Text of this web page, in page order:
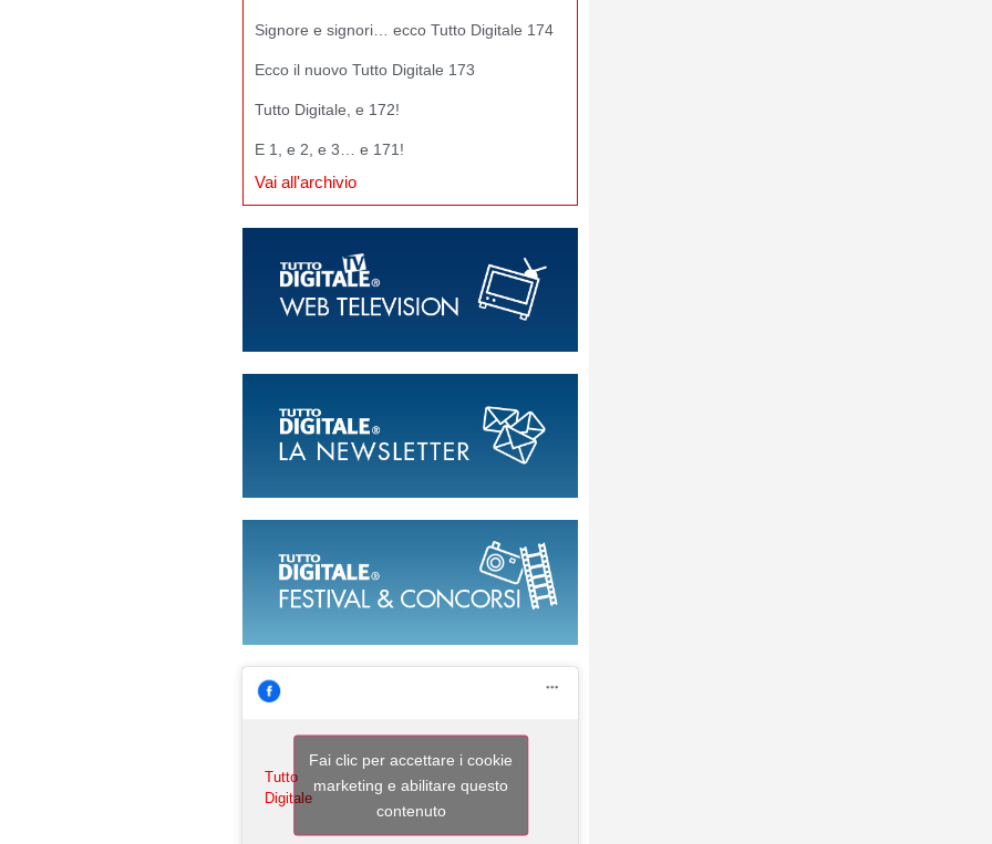
Signore e signori… ecco Tutto Digitale 174
Ecco il nuovo Tutto Digitale 173
Tutto Digitale, e 172!
E 1, e 2, e 3… e 171!
Vai all'archivio
Tutto
Digitale
Fai clic per accettare i cookie
marketing e abilitare questo
contenuto